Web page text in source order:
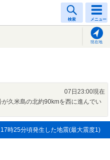
検索 メニュー
現在地
07日23:00現在
久米島の北約90kmを西に進んでい
17時25分頃発生した地震(最大震度1)